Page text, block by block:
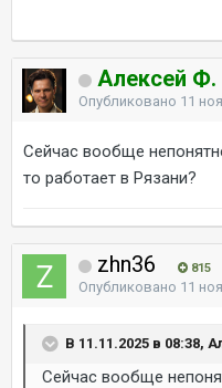
Алексей Ф.
Опубликовано 11
Сейчас вообще
то работает в Рязани?
zhn36 815
Опубликовано 11
В 11.11.2025 в 08:38,
Сейчас вообще